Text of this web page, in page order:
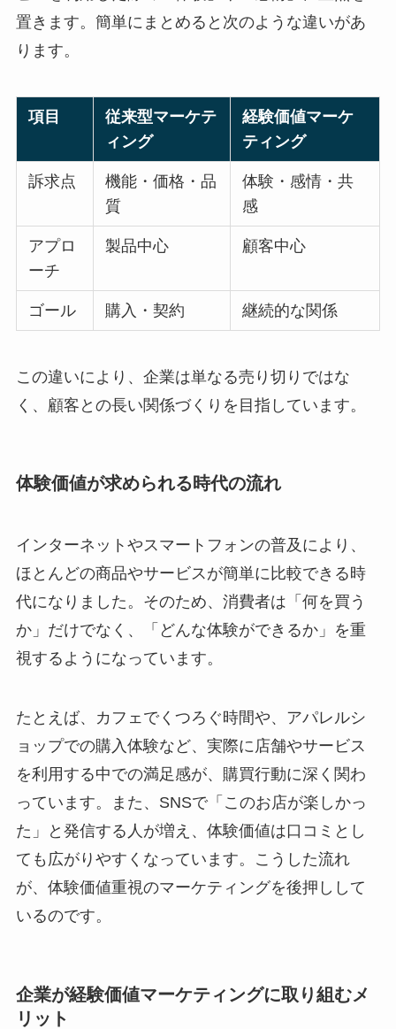
置きます。簡単にまとめると次のような違いがあ
ります。
項目
従来型マーケテ
ィング
経験価値マーケ
ティング
訴求点
機能・価格・品
質
体験・感情・共
感
アプロ
ーチ
製品中心 顧客中心
ゴール 購入・契約 継続的な関係
この違いにより、企業は単なる売り切りではな
く、顧客との長い関係づくりを目指しています。
体験価値が求められる時代の流れ
インターネットやスマートフォンの普及により、
ほとんどの商品やサービスが簡単に比較できる時
代になりました。そのため、消費者は「何を買う
か」だけでなく、「どんな体験ができるか」を重
視するようになっています。
たとえば、カフェでくつろぐ時間や、アパレルシ
ョップでの購入体験など、実際に店舗やサービス
を利用する中での満足感が、購買行動に深く関わ
っています。また、SNSで「このお店が楽しかっ
た」と発信する人が増え、体験価値は口コミとし
ても広がりやすくなっています。こうした流れ
が、体験価値重視のマーケティングを後押しして
いるのです。
企業が経験価値マーケティングに取り組むメ
リット